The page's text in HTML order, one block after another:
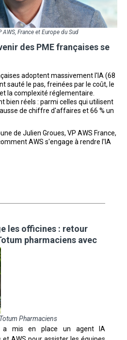
des PME françaises se
adoptent massivement l'IA (68
sauté le pas, freinées par le coût, le
la complexité réglementaire.
bien réels : parmi celles qui utilisent
de chiffre d'affaires et 66 % un
de Julien Groues, VP AWS France,
AWS s'engage à rendre l'IA
AWS, France et Europe du Sud
les officines : retour
pharmaciens avec
Pharmaciens
a mis en place un agent IA